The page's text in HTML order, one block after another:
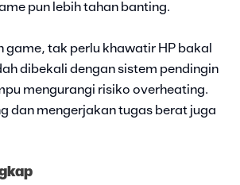
pun lebih tahan banting.
game, tak perlu khawatir HP bakal
dibekali dengan sistem pendingin
mengurangi risiko overheating.
dan mengerjakan tugas berat juga